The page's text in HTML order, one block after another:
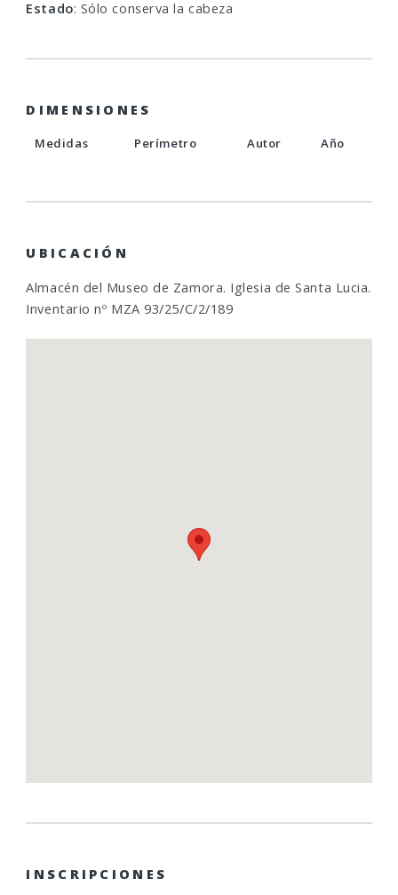
Estado: Sólo conserva la cabeza
DIMENSIONES
Medidas Perímetro Autor Año
UBICACIÓN
Almacén del Museo de Zamora. Iglesia de Santa Lucia.
Inventario nº MZA 93/25/C/2/189
INSCRIPCIONES